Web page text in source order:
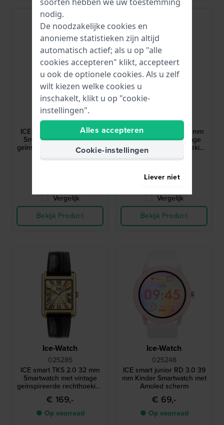
Ice-Watch
025287
ICE smart TKS 2.0 32 mm
Smartwatch met vintage
geïnspireerde rechthoekige
kast en 1,41" Amoled
touchscreen
€ 199,-
Vergelijk
Bekijk Product
025286
ICE smart TKS 2.0 32 mm
Smartwatch met vintage
geïnspireerde rechthoekige
kast en 1,41" Amoled
touchscreen
€ 169,-
● Op voorraad
Vergelijk
Bekijk Product
Ice-Watch
025285
ICE smart TKS 2.0 32 mm
Smartwatch met vintage
geïnspireerde rechthoekige
kast en 1,41" Amoled
touchscreen
€ 169,-
● Op voorraad
Ice-Watch
025248
ICE smart junior RD 3.0 39
mm Kinder Smartwatch met
Amoled scherm
€ 69,-
● Op voorraad
nodig.
De noodzakelijke cookies en
anonieme statistieken zijn altijd
automatisch actief; als u op "alle
cookies accepteren" klikt, accepteert
u ook de optionele cookies. Als u zelf
wilt kiezen welke cookies u
inschakelt, klikt u op "cookie-
instellingen".
Alles accepteren
Cookie-instellingen
Liever niet